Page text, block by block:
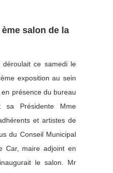
salon de la
déroulait ce samedi le
exposition au sein
en présence du bureau
sa Présidente Mme
et artistes de
du Conseil Municipal
Car, maire adjoint en
le salon. Mr